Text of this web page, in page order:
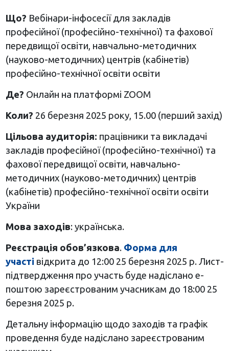
Що? Вебінари-інфосесії для закладів
професійної (професійно-технічної) та фахової
передвищої освіти, навчально-методичних
(науково-методичних) центрів (кабінетів)
професійно-технічної освіти освіти
Де? Онлайн на платформі ZOOM
Коли? 26 березня 2025 року, 15.00 (перший захід)
Цільова аудиторія: працівники та викладачі
закладів професійної (професійно-технічної) та
фахової передвищої освіти, навчально-
методичних (науково-методичних) центрів
(кабінетів) професійно-технічної освіти освіти
України
Мова заходів: українська.
Реєстрація обов’язкова. Форма для
участі відкрита до 12:00 25 березня 2025 р. Лист-
підтвердження про участь буде надіслано е-
поштою зареєстрованим учасникам до 18:00 25
березня 2025 р.
Детальну інформацію щодо заходів та графік
проведення буде надіслано зареєстрованим